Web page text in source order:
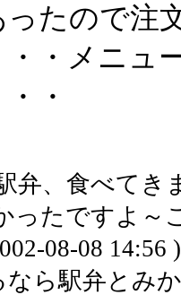
ったので注
・メニュ
・
弁、食べてき
ったですよ～
08-08 14:56 )
なら駅弁とみ